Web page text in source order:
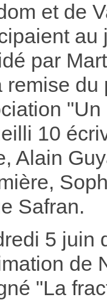
et de
au
par
remise du
10
Alain
Safran.
5 juin
de
"La